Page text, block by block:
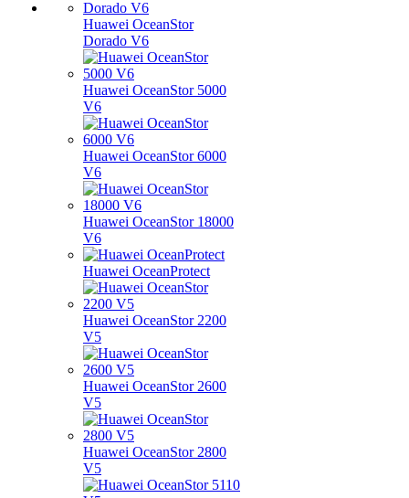
Huawei OceanStor
Dorado V6
Huawei OceanStor 5000
V6
Huawei OceanStor 6000
V6
Huawei OceanStor 18000
V6
Huawei OceanProtect
Huawei OceanStor 2200
V5
Huawei OceanStor 2600
V5
Huawei OceanStor 2800
V5